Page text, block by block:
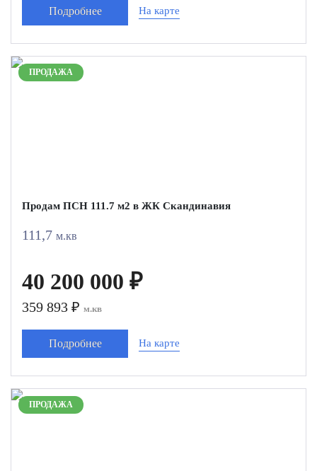
Подробнее На карте
ПРОДАЖА
Продам ПСН 111.7 м2 в ЖК Скандинавия
111,7 м.кв
40 200 000 ₽
359 893 ₽ м.кв
Подробнее На карте
ПРОДАЖА